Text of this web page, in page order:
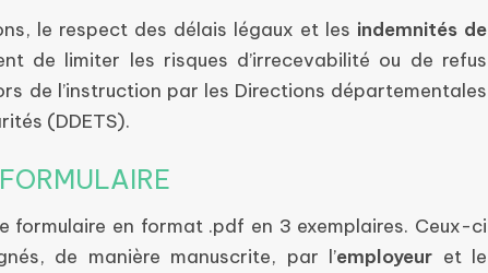
le respect des délais légaux et les indemnités de
de limiter les risques d’irrecevabilité ou de refus
de l’instruction par les Directions départementales
(DDETS).
formulaire en format .pdf en 3 exemplaires. Ceux-ci
de manière manuscrite, par l’employeur et le